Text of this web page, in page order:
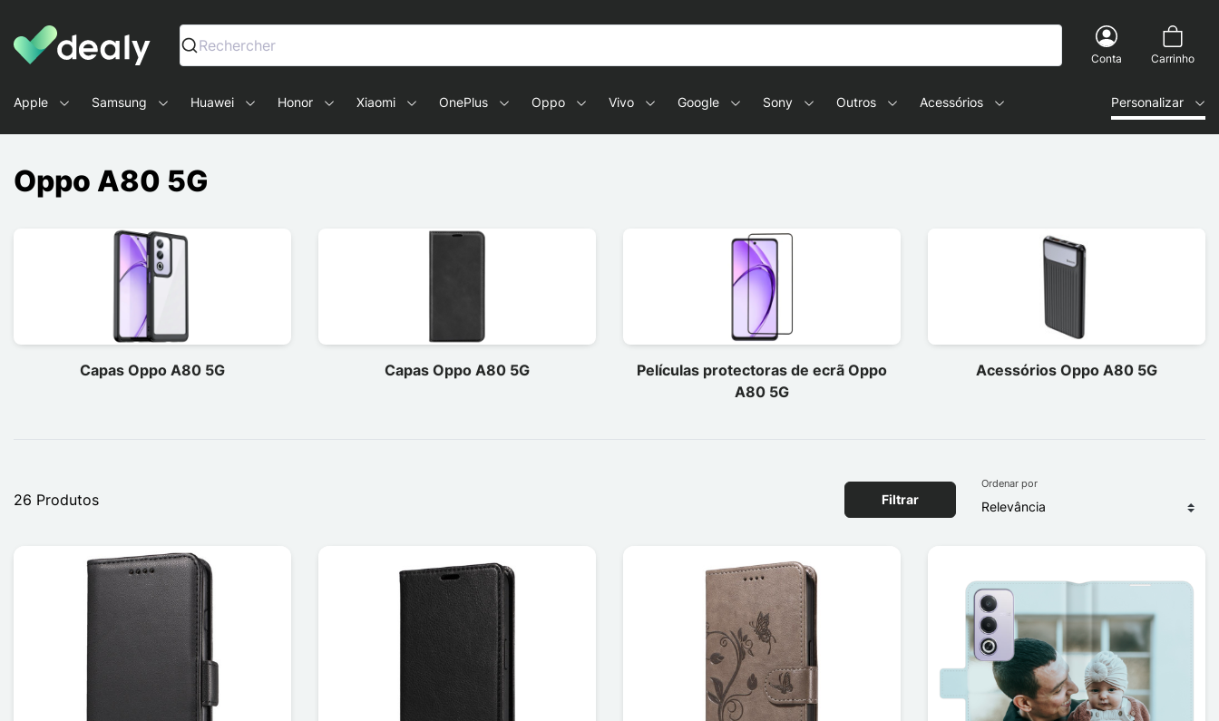
Dealy - Capas e acessórios para smartphones e tablets
Rechercher
Conta Carrinho
Apple Samsung Huawei Honor Xiaomi OnePlus Oppo Vivo Google Sony Outros Acessórios Personalizar
Oppo A80 5G
Capas Oppo A80 5G Capas Oppo A80 5G
Películas protectoras de ecrã Oppo
A80 5G
Acessórios Oppo A80 5G
26 Produtos Filtrar
Ordenar por